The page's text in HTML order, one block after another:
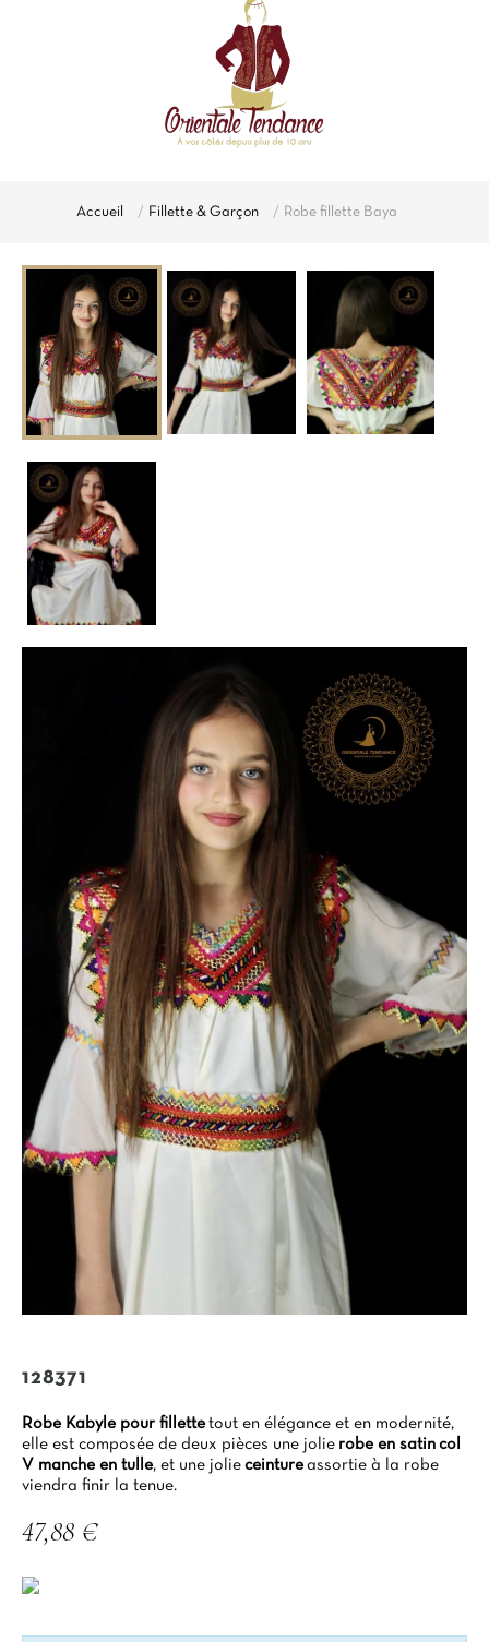
Accueil Fillette & Garçon Robe fillette Baya
128371
Robe Kabyle pour fillette tout en élégance et en modernité,
elle est composée de deux pièces une jolie robe en satin col
V manche en tulle, et une jolie ceinture assortie à la robe
viendra finir la tenue.
47,88 €